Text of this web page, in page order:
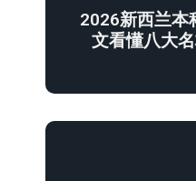
2026新西兰本
文看懂八大